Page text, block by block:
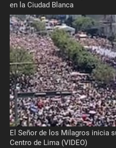
en la Ciudad Blanca
El Señor de los Milagros inicia
Centro de Lima (VIDEO)